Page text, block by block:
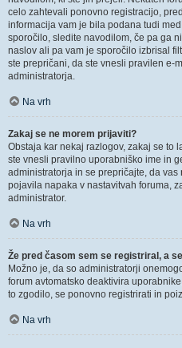
celo zahtevali ponovno registracijo,
informacija vam je bila podana tudi
sporočilo, sledite navodilom, če pa ga
naslov ali pa vam je sporočilo izbrisal
ste prepričani, da ste vnesli pravilen e-
administratorja.
Na vrh
Zakaj se ne morem prijaviti?
Obstaja kar nekaj razlogov, zakaj se to
ste vnesli pravilno uporabniško ime in
administratorja in se prepričajte, da
pojavila napaka v nastavitvah foruma,
administrator.
Na vrh
Že pred časom sem se registriral, a
Možno je, da so administratorji
forum avtomatsko deaktivira
to zgodilo, se ponovno registrirati in
Na vrh